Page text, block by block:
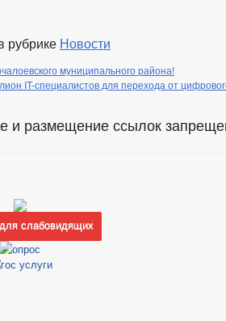
рубрике Новости
муниципального района!
IT-специалистов для перехода от
и размещение ссылок
слабовидящих